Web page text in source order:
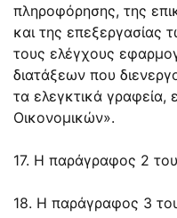
πληροφόρησης, της
και της
τους ελέγχους
διατάξεων που
τα ελεγκτικά γραφεία,
Οικονομικών».
17. Η παράγραφος 2
18. Η παράγραφος 3